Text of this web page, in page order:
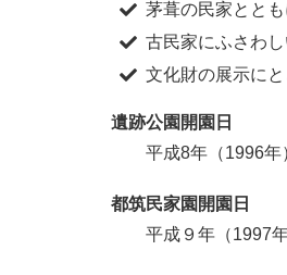
茅葺の民家とと
古民家にふさわ
文化財の展示に
遺跡公園開園日
平成8年（1996年
都筑民家園開園日
平成９年（1997